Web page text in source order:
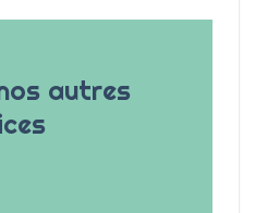
autres